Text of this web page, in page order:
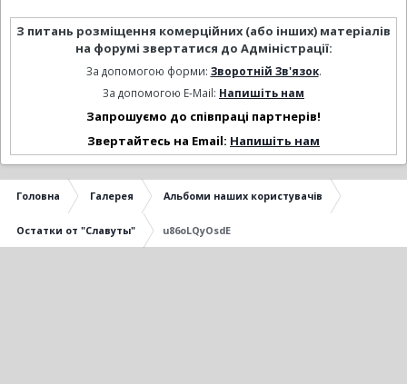
З питань розміщення комерційних (або інших) матеріалів
на форумі звертатися до Адміністрації:
За допомогою форми: Зворотній Зв'язок.
За допомогою E-Mail: Напишіть нам
Запрошуємо до співпраці партнерів!
Звертайтесь на Email: Напишіть нам
Головна Галерея Альбоми наших користувачів
Остатки от "Славуты" u86oLQyOsdE